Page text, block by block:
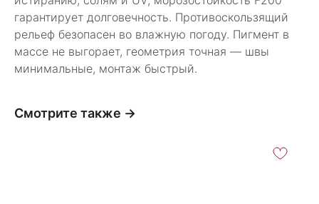
гарантирует долговечность. Противоскользящий
рельеф безопасен во влажную погоду. Пигмент в
массе не выгорает, геометрия точная — швы
минимальные, монтаж быстрый.
Смотрите также →